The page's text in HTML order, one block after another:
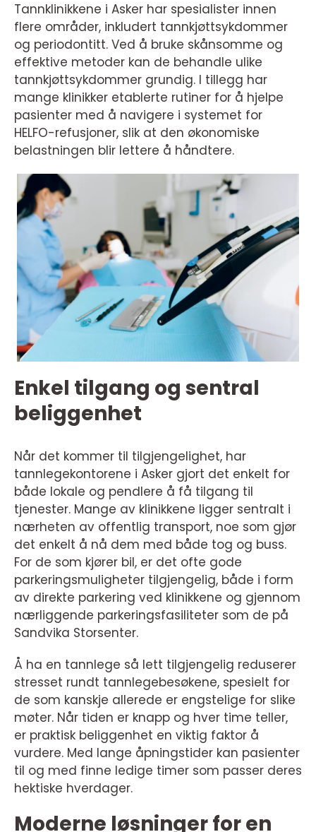
Tannklinikkene i Asker har spesialister innen
flere områder, inkludert tannkjøttsykdommer
og periodontitt. Ved å bruke skånsomme og
effektive metoder kan de behandle ulike
tannkjøttsykdommer grundig. I tillegg har
mange klinikker etablerte rutiner for å hjelpe
pasienter med å navigere i systemet for
HELFO-refusjoner, slik at den økonomiske
belastningen blir lettere å håndtere.
Enkel tilgang og sentral
beliggenhet
Når det kommer til tilgjengelighet, har
tannlegekontorene i Asker gjort det enkelt for
både lokale og pendlere å få tilgang til
tjenester. Mange av klinikkene ligger sentralt i
nærheten av offentlig transport, noe som gjør
det enkelt å nå dem med både tog og buss.
For de som kjører bil, er det ofte gode
parkeringsmuligheter tilgjengelig, både i form
av direkte parkering ved klinikkene og gjennom
nærliggende parkeringsfasiliteter som de på
Sandvika Storsenter.
Å ha en tannlege så lett tilgjengelig reduserer
stresset rundt tannlegebesøkene, spesielt for
de som kanskje allerede er engstelige for slike
møter. Når tiden er knapp og hver time teller,
er praktisk beliggenhet en viktig faktor å
vurdere. Med lange åpningstider kan pasienter
til og med finne ledige timer som passer deres
hektiske hverdager.
Moderne løsninger for en